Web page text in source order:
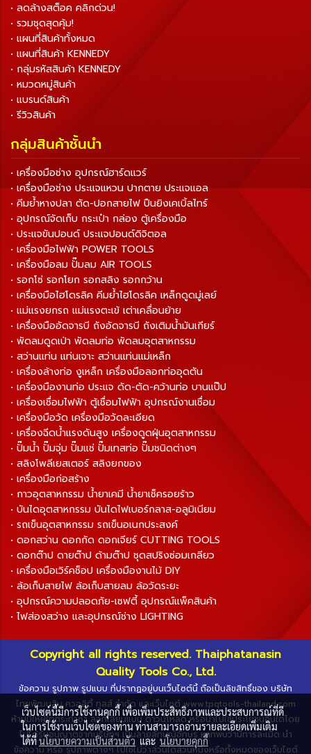
• ลดล้างสต็อค คลิกด่วน!
• รวมชุดสุดคุ้ม!
• แผนที่สินค้าทั้งหมด
• แผนที่สินค้า KENNEDY
• กลุ่มรหัสสินค้า KENNEDY
• หมวดหมู่สินค้า
• แบรนด์สินค้า
• รีวิวสินค้า
กลุ่มสินค้าชั้นนำ
• เครื่องมือช่าง อุปกรณ์ฮาร์ดแวร์
• เครื่องมือช่าง ประแจแหวน ปากตาย ประแจแอล
• คีมย้ำหางปลา ตัด-ปอกสายไฟ ปืนยิงเคเบิ้ลไทร์
• อุปกรณ์จัดเก็บ กระเป๋า กล่อง ตู้เครื่องมือ
• ประแจขันปอนด์ ประแจปอนด์ดิจิตอล
• เครื่องมือไฟฟ้า POWER TOOLS
• เครื่องมือลม ปั๊มลม AIR TOOLS
• รอกโซ่ รอกโยก รอกสลิง รอกกว้าน
• เครื่องมือไฮโดรลิค คีมย้ำไฮโดรลิค เหล็กดูดมู่เลย์
• แม่แรงยกรถ แม่แรงตะเข้ เต่าเคลื่อนย้าย
• เครื่องมืออัดจารบี ถังอัดจารบี ถังเติมน้ำมันเกียร์
• พัดลมดูดเป่า พัดลมท่อ พัดลมอุตสาหกรรม
• สว่านแท่น แท่นเจาะ สว่านแท่นแม่เหล็ก
• เครื่องล้างท่อ งูเหล็ก เครื่องมือลอกท่ออุดตัน
• เครื่องมืองานท่อ ประแจ ดัด-ตัด-คว้านท่อ บานแป๊ป
• เครื่องเชื่อมไฟฟ้า ตู้เชื่อมไฟฟ้า อุปกรณ์งานเชื่อม
• เครื่องมือวัด เครื่องมือวัดละเอียด
• เครื่องฉีดน้ำแรงดันสูง เครื่องดูดฝุ่นอุตสาหกรรม
• ปั๊มน้ำ ปั๊มจุ่ม ปั๊มแช่ ปั๊มเทสท่อ ปั๊มชนิดต่างๆ
• สลิงโพลีเยสเตอร์ สลิงยกของ
• เครื่องมือก่อสร้าง
• กาวอุตสาหกรรม น้ำยาเคมี น้ำยาเช็ครอยร้าว
• บันไดอุตสาหกรรม บันไดไฟเบอร์กลาส-อลูมิเนียม
• รถเข็นอุตสาหกรรม รถเข็นอเนกประสงค์
• ดอกสว่าน ดอกกัด ดอกเจียร์ CUTTING TOOLS
• ดอกต๊าป ดายต๊าป ด้ามต๊าป ชุดสปริงซ่อมเกลียว
• เครื่องมือเวิร์คช็อป เครื่องมืองานไม้ DIY
• ล้อเก็บสายไฟ ล้อเก็บสายลม ล้อวัดระยะ
• อุปกรณ์ความปลอดภัย-เซฟตี้ อุปกรณ์แพ็คสินค้า
• ไฟส่องสว่าง และอุปกรณ์ช่าง LIGHTING
Copyright all rights reserved. Thaiphatanasin
Quality Tools Co., Ltd.
ข้อความ รูปภาพ รูปแบบ ที่ปรากฏอยู่บนเว็บไซต์นี้ ถือเป็นลิขสิทธิ์ของ บริษัท
ไทยพัฒนสิน ควอลิตี้ ทูลส์ จำกัด และเว็บไซต์ www.tpqtools-thailand.com
ห้ามมิให้ผู้ใดกระทำซ้ำ ลอกเลียนแบบ ดาวน์โหลด หรือนำไปใช้ประโยชน์อื่นใดโดย
ไม่ได้รับอนุญาตจากบริษัทฯ เป็นลายลักษณ์อักษร หากพบว่ามีการละเมิด นำ
ข้อความ หรือ รูปภาพต่างๆ ไปใช้ไม่ว่าส่วนใดส่วนหนึ่งหรือทั้งหมดของเว็บไซต์
เว็บไซต์นี้มีการใช้งานคุกกี้ เพื่อเพิ่มประสิทธิภาพและประสบการณ์ที่ดี
ในการใช้งานเว็บไซต์ของท่าน ท่านสามารถอ่านรายละเอียดเพิ่มเติม
ได้ที่นโยบายความเป็นส่วนตัวและนโยบายคุกกี้